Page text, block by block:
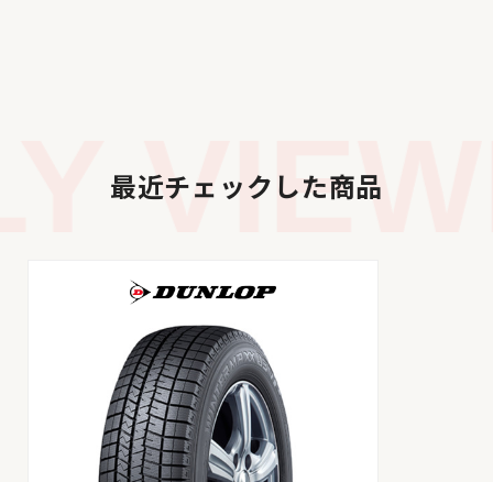
最近チェックした商品